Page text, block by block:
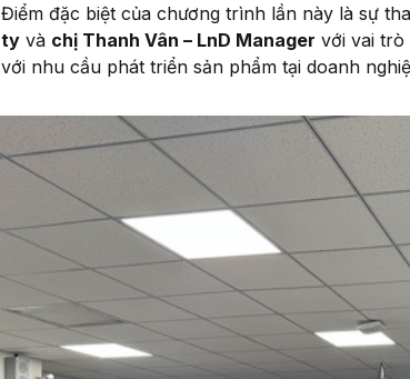
Điểm đặc biệt của chương trình lần này là sự
ty và chị Thanh Vân – LnD Manager với vai trò
với nhu cầu phát triển sản phẩm tại doanh